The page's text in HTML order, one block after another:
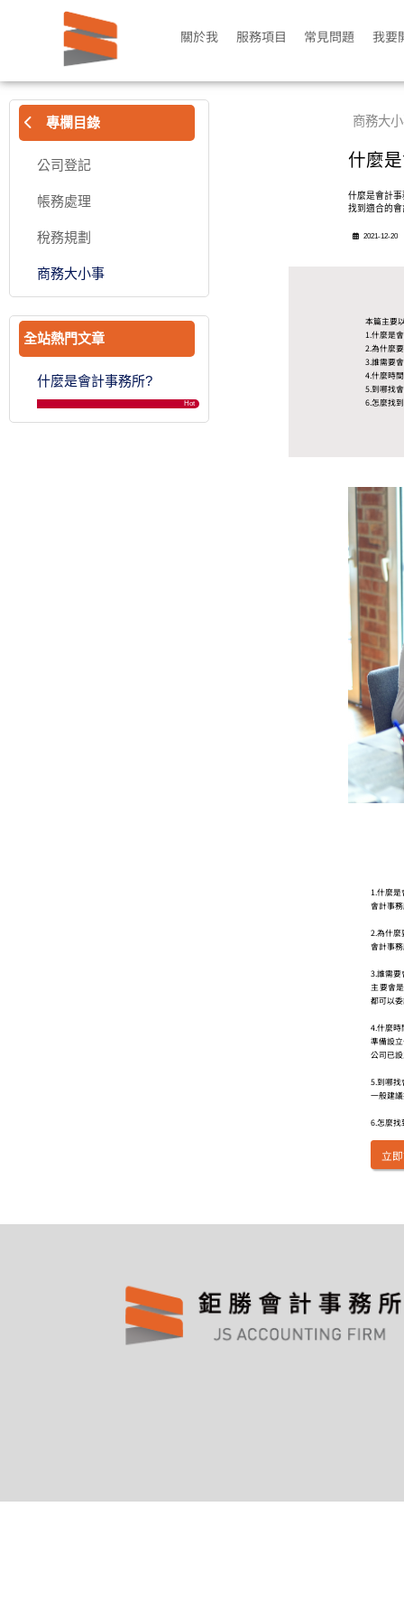
關於我 服務項目 常見問題 我要
專欄目錄
公司登記
帳務處理
稅務規劃
商務大小事
全站熱門文章
什麼是會計事務所?
Hot
商務大
什麼
什麼是會計
找到適合的
2021-12-20
本篇主要
1.什麼是
2.為什麼
3.誰需要
4.什麼時
5.到哪找
6.怎麼找
1.什麼是
會計事
2.為什麼
會計事
3.誰需要
主要會
都可以
4.什麼時
準備設
公司已
5.到哪找
一般建
6.怎麼找
立